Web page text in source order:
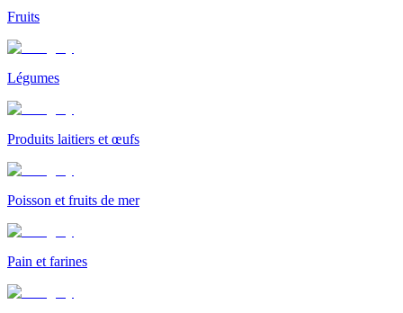
Fruits
Légumes
Produits laitiers et œufs
Poisson et fruits de mer
Pain et farines